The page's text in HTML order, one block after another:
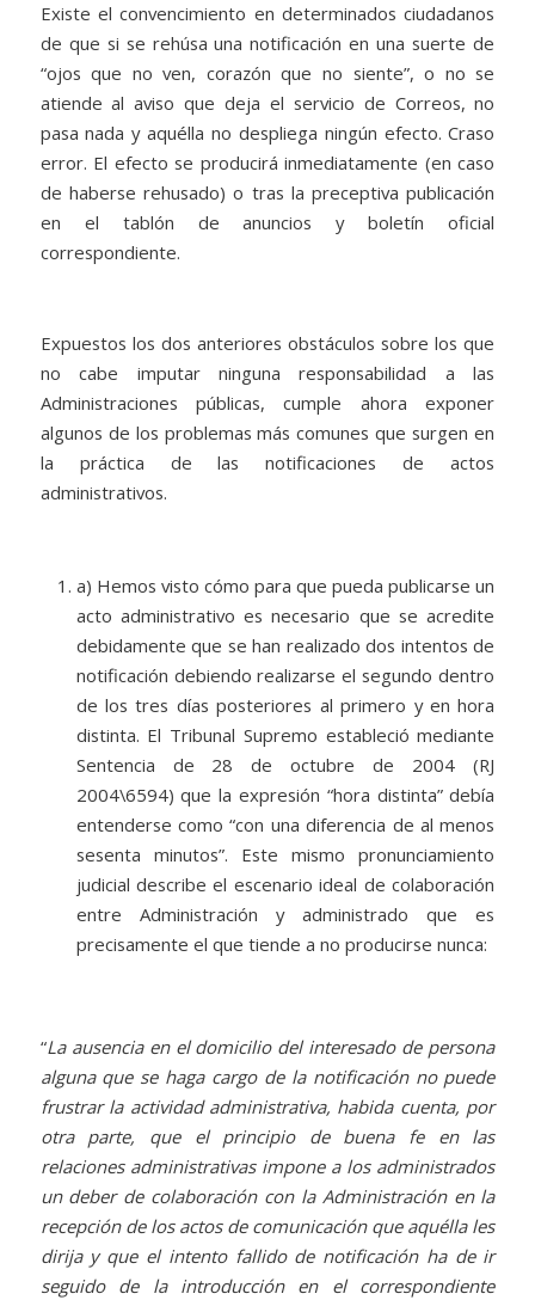
Existe el convencimiento en determinados ciudadanos
de que si se rehúsa una notificación en una suerte de
“ojos que no ven, corazón que no siente”, o no se
atiende al aviso que deja el servicio de Correos, no
pasa nada y aquélla no despliega ningún efecto. Craso
error. El efecto se producirá inmediatamente (en caso
de haberse rehusado) o tras la preceptiva publicación
en el tablón de anuncios y boletín oficial
correspondiente.
Expuestos los dos anteriores obstáculos sobre los que
no cabe imputar ninguna responsabilidad a las
Administraciones públicas, cumple ahora exponer
algunos de los problemas más comunes que surgen en
la práctica de las notificaciones de actos
administrativos.
a) Hemos visto cómo para que pueda publicarse un
acto administrativo es necesario que se acredite
debidamente que se han realizado dos intentos de
notificación debiendo realizarse el segundo dentro
de los tres días posteriores al primero y en hora
distinta. El Tribunal Supremo estableció mediante
Sentencia de 28 de octubre de 2004 (RJ
2004\6594) que la expresión “hora distinta” debía
entenderse como “con una diferencia de al menos
sesenta minutos”. Este mismo pronunciamiento
judicial describe el escenario ideal de colaboración
entre Administración y administrado que es
precisamente el que tiende a no producirse nunca:
“La ausencia en el domicilio del interesado de persona
alguna que se haga cargo de la notificación no puede
frustrar la actividad administrativa, habida cuenta, por
otra parte, que el principio de buena fe en las
relaciones administrativas impone a los administrados
un deber de colaboración con la Administración en la
recepción de los actos de comunicación que aquélla les
dirija y que el intento fallido de notificación ha de ir
seguido de la introducción en el correspondiente